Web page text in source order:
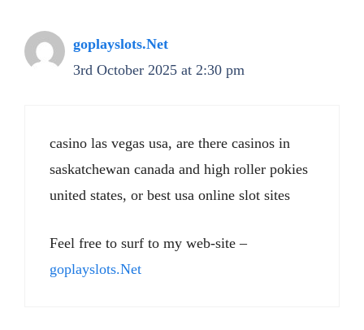
goplayslots.Net
3rd October 2025 at 2:30 pm
casino las vegas usa, are there casinos in
saskatchewan canada and high roller pokies
united states, or best usa online slot sites
Feel free to surf to my web-site –
goplayslots.Net